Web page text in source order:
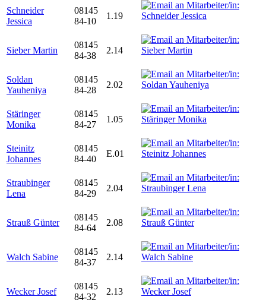
Schneider
Jessica
08145
84-10
1.19
Sieber Martin
08145
84-38
2.14
Soldan
Yauheniya
08145
84-28
2.02
Stäringer
Monika
08145
84-27
1.05
Steinitz
Johannes
08145
84-40
E.01
Straubinger
Lena
08145
84-29
2.04
Strauß Günter
08145
84-64
2.08
Walch Sabine
08145
84-37
2.14
Wecker Josef
08145
84-32
2.13